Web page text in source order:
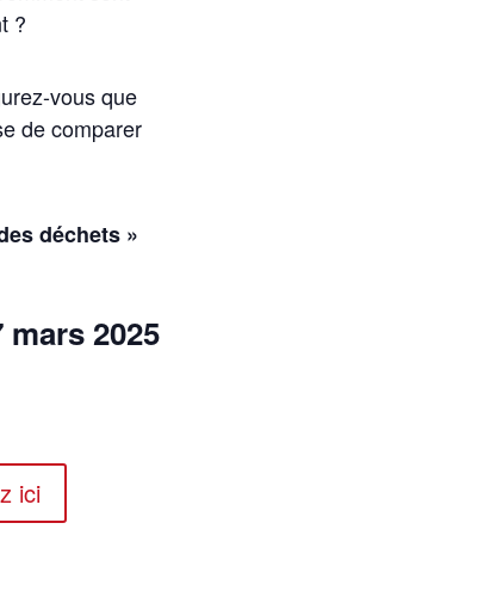
?
vous que
de comparer
déchets »
2025
ici